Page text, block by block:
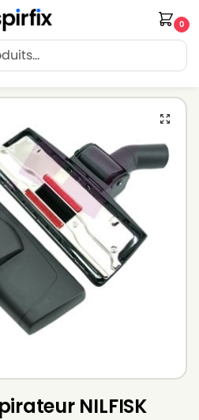
0
offerte dès 30€ d’achat.
NILFISK